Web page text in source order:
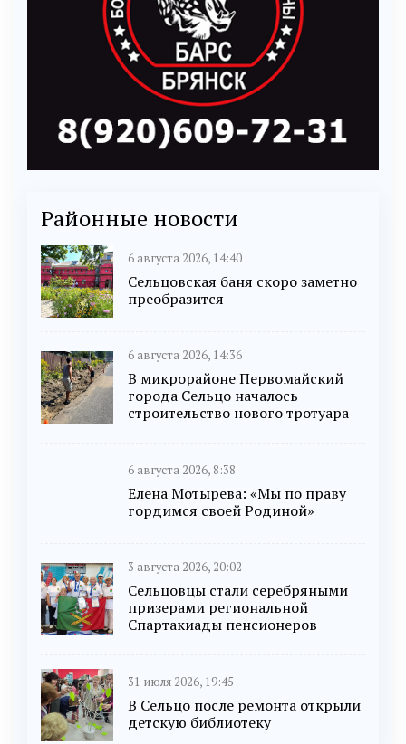
Районные новости
6 августа 2026, 14:40
Сельцовская баня скоро заметно
преобразится
6 августа 2026, 14:36
В микрорайоне Первомайский
города Сельцо началось
строительство нового тротуара
6 августа 2026, 8:38
Елена Мотырева: «Мы по праву
гордимся своей Родиной»
3 августа 2026, 20:02
Сельцовцы стали серебряными
призерами региональной
Спартакиады пенсионеров
31 июля 2026, 19:45
В Сельцо после ремонта открыли
детскую библиотеку